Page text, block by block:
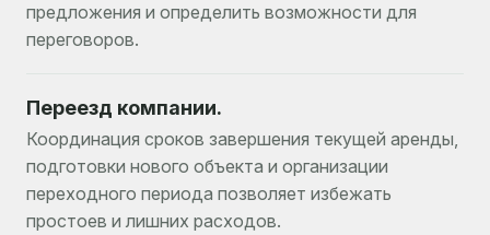
предложения и определить возможности для
переговоров.
Переезд компании.
Координация сроков завершения текущей аренды,
подготовки нового объекта и организации
переходного периода позволяет избежать
простоев и лишних расходов.